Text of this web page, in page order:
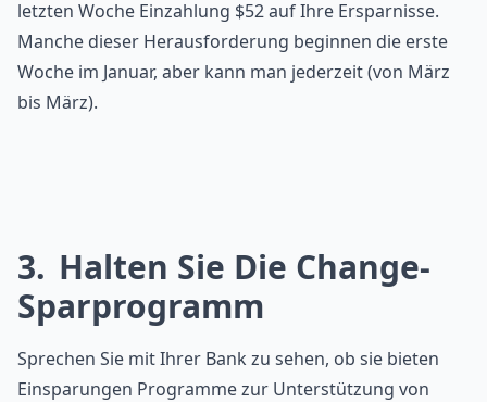
letzten Woche Einzahlung $52 auf Ihre Ersparnisse.
Manche dieser Herausforderung beginnen die erste
Woche im Januar, aber kann man jederzeit (von März
bis März).
3 Halten Sie Die Change-
Sparprogramm
Sprechen Sie mit Ihrer Bank zu sehen, ob sie bieten
Einsparungen Programme zur Unterstützung von